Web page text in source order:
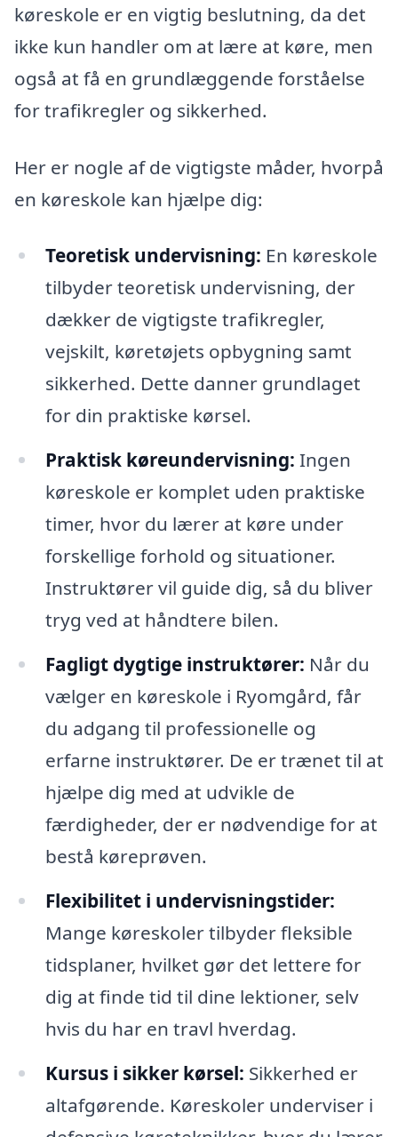
køreskole er en vigtig beslutning, da det
ikke kun handler om at lære at køre, men
også at få en grundlæggende forståelse
for trafikregler og sikkerhed.
Her er nogle af de vigtigste måder, hvorpå
en køreskole kan hjælpe dig:
Teoretisk undervisning: En køreskole
tilbyder teoretisk undervisning, der
dækker de vigtigste trafikregler,
vejskilt, køretøjets opbygning samt
sikkerhed. Dette danner grundlaget
for din praktiske kørsel.
Praktisk køreundervisning: Ingen
køreskole er komplet uden praktiske
timer, hvor du lærer at køre under
forskellige forhold og situationer.
Instruktører vil guide dig, så du bliver
tryg ved at håndtere bilen.
Fagligt dygtige instruktører: Når du
vælger en køreskole i Ryomgård, får
du adgang til professionelle og
erfarne instruktører. De er trænet til at
hjælpe dig med at udvikle de
færdigheder, der er nødvendige for at
bestå køreprøven.
Flexibilitet i undervisningstider:
Mange køreskoler tilbyder fleksible
tidsplaner, hvilket gør det lettere for
dig at finde tid til dine lektioner, selv
hvis du har en travl hverdag.
Kursus i sikker kørsel: Sikkerhed er
altafgørende. Køreskoler underviser i